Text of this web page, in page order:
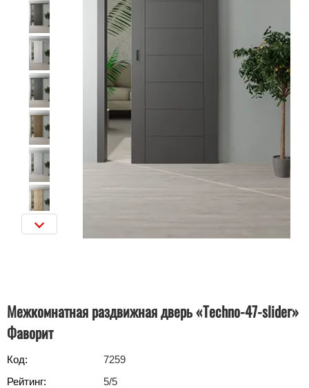
Межкомнатная раздвижная дверь «Techno-47-slider»
Фаворит
Код:
7259
Рейтинг:
5/5